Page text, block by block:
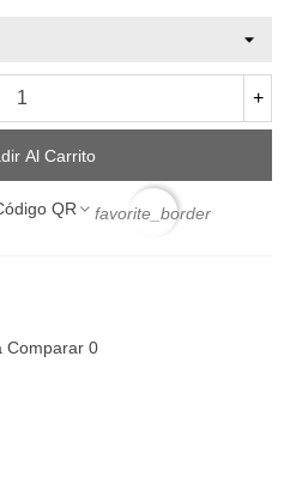
+
Al Carrito
QR favorite_border
Comparar 0